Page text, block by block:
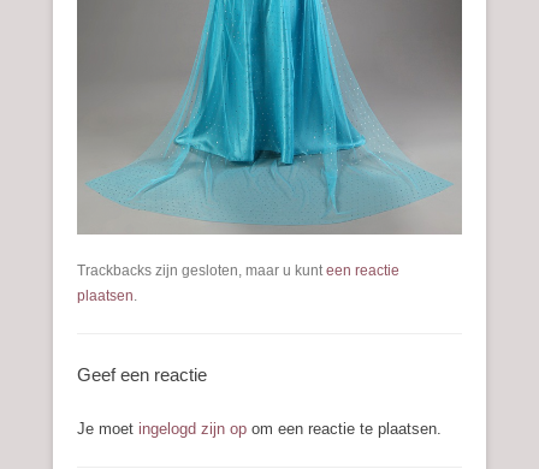
Trackbacks zijn gesloten, maar u kunt een reactie
plaatsen
Geef een reactie
Je moet ingelogd zijn op om een reactie te plaatsen.